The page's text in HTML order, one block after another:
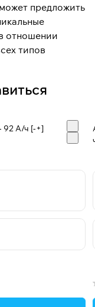
предложить
отношении
типов
92 А/ч [-+]